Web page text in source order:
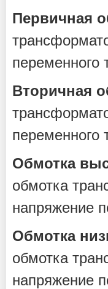
Первичная
переменного
Вторичная
переменного
Обмотка
обмотка
напряжение
Обмотка
обмотка
напряжение